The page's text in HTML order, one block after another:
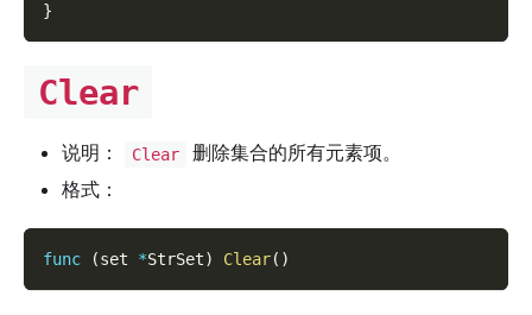
}
Clear
说明： Clear
删除集合的所有元素项。
格式：
func (set *StrSet) Clear( )